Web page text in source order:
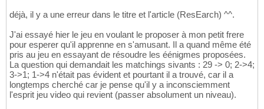
déjà, il y a une erreur dans le titre et l'article (ResEarch) ^^.
J'ai essayé hier le jeu en voulant le proposer à mon petit frere
pour esperer qu'il apprenne en s'amusant. Il a quand même été
pris au jeu en essayant de résoudre les éénigmes proposées.
La question qui demandait les matchings sivants : 29 -> 0; 2->4;
3->1; 1->4 n'était pas évident et pourtant il a trouvé, car il a
longtemps cherché car je pense qu'il y a inconsciemment
l'esprit jeu video qui revient (passer absolument un niveau).